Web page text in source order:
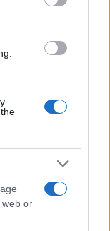
web or